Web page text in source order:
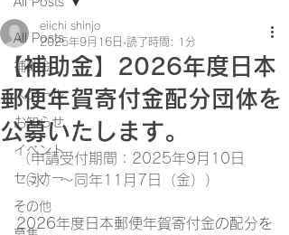
All Posts
補助金
スクール
お知らせ
イベント
セミナー
その他
【補助金】2026年度日本
郵便年賀寄付金配分団体を
公募いたします。
eiichi shinjo
2025年9月16日 読了時間: 1分
（申請受付期間：2025年9月10日
（水）～同年11月7日（金））
2026年度日本郵便年賀寄付金の配分を